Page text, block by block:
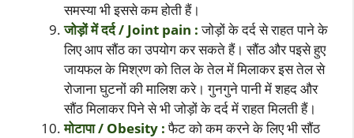
समस्या भी इससे कम होती हैं।
जोड़ों में दर्द / Joint pain :जोड़ों के दर्द से राहत पाने के
लिए आप सौंठ का उपयोग कर सकते हैं। सौंठ और पइसे हुए
जायफल के मिश्रण को तिल के तेल में मिलाकर इस तेल से
रोजाना घुटनों की मालिश करे। गुनगुने पानी में शहद और
सौंठ मिलाकर पिने से भी जोड़ों के दर्द में राहत मिलती हैं।
मोटापा / Obesity :फैट को कम करने के लिए भी सौंठ